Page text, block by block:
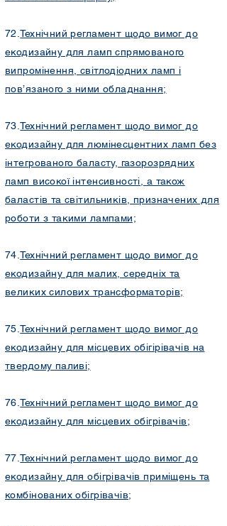
72.Технічний регламент щодо вимог до
екодизайну для ламп спрямованого
випромінення, світлодіодних ламп і
пов’язаного з ними обладнання;
73.Технічний регламент щодо вимог до
екодизайну для люмінесцентних ламп без
інтегрованого баласту, газорозрядних
ламп високої інтенсивності, а також
баластів та світильників, призначених для
роботи з такими лампами;
74.Технічний регламент щодо вимог до
екодизайну для малих, середніх та
великих силових трансформаторів;
75.Технічний регламент щодо вимог до
екодизайну для місцевих обігірівачів на
твердому паливі;
76.Технічний регламент щодо вимог до
екодизайну для місцевих обігрівачів;
77.Технічний регламент щодо вимог до
екодизайну для обігрівачів приміщень та
комбінованих обігрівачів;